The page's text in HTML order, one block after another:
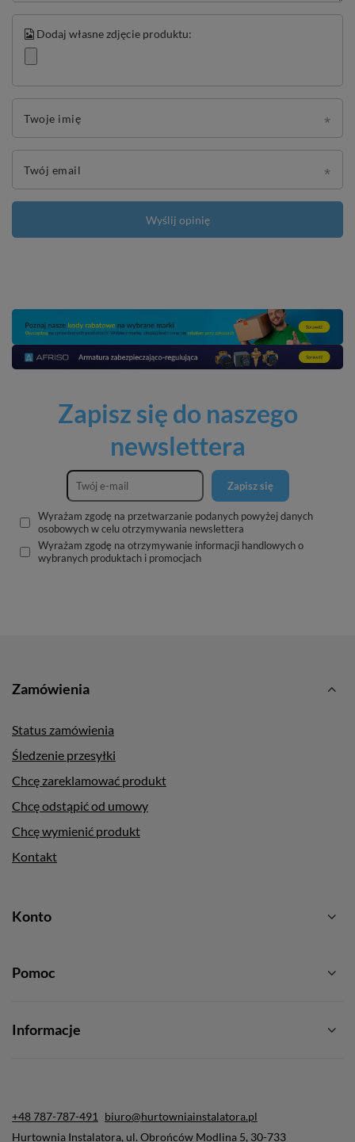
Dodaj własne zdjęcie produktu:
Twoje imię
Twój email
Wyślij opinię
Zapisz się do naszego
newslettera
Zapisz się
Wyrażam zgodę na przetwarzanie podanych powyżej danych
osobowych w celu otrzymywania newslettera
Wyrażam zgodę na otrzymywanie informacji handlowych o
wybranych produktach i promocjach
Zamówienia
Status zamówienia
Śledzenie przesyłki
Chcę zareklamować produkt
Chcę odstąpić od umowy
Chcę wymienić produkt
Kontakt
Konto
Pomoc
Informacje
+48 787-787-491
biuro@hurtowniainstalatora.pl
Hurtownia Instalatora, ul. Obrońców Modlina 5, 30-733